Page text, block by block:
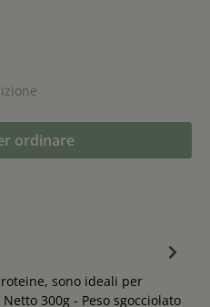
ordinare
sono ideali per
300g - Peso sgocciolato